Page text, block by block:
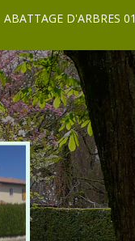
ABATTAGE D'ARBRES 01
Abattage